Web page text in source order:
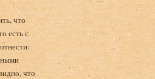
что
есть с
что